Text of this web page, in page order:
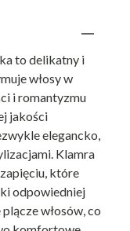
to delikatny i
włosy w
i romantyzmu
jakości
elegancko,
Klamra
które
odpowiedniej
włosów, co